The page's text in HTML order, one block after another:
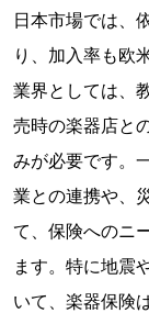
日本市場では、
り、加入率も欧
業界としては、
売時の楽器店と
みが必要です。
業との連携や、
て、保険へのニ
ます。特に地震
いて、楽器保険